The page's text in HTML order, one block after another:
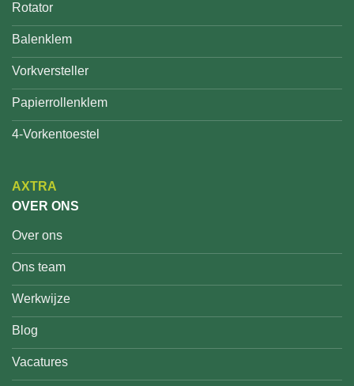
Rotator
Balenklem
Vorkversteller
Papierrollenklem
4-Vorkentoestel
AXTRA
OVER ONS
Over ons
Ons team
Werkwijze
Blog
Vacatures